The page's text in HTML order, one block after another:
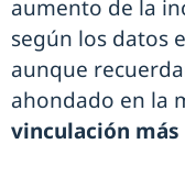
aumento de la
según los datos
aunque
ahondado en la
vinculación